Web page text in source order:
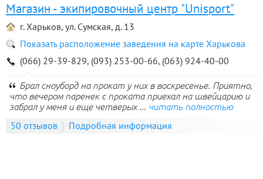
Магазин - экипировочный центр "Unisport"
г. Харьков, ул. Сумская, д. 13
Показать расположение заведения на карте Харькова
(066) 29-39-829, (093) 253-00-66, (063) 924-40-00
Брал сноуборд на прокат у них в воскресенье. Приятно,
что вечером паренек с проката приехал на швейцарию и
забрал у меня и еще четверых ... читать полностью
50 отзывов Подробная информация